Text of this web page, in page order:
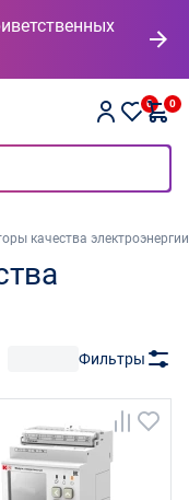
0 0
качества электроэнергии
Фильтры